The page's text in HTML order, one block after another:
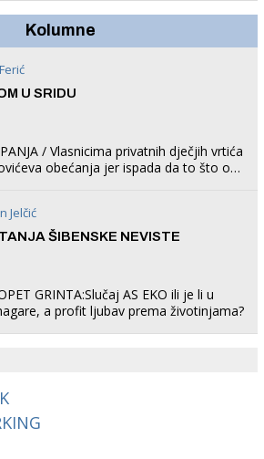
Kolumne
U SRIDU
/ Vlasnicima privatnih dječjih vrtića
obećanja jer ispada da to što oni
Jelčić
ŠIBENSKE NEVISTE
GRINTA:Slučaj AS EKO ili je li u
a profit ljubav prema životinjama?